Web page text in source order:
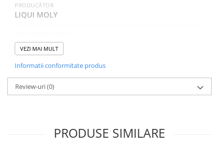
PRODUCĂTOR
LIQUI MOLY
1 L
SAE (VASCOZITATE)
VW 505 00, API SN, VW 501 01, ACEA A3, ACEA B4,
FIAT 9.55535-D2, MB 229.1, MB 229.3, PSA B71 2300,
VEZI MAI MULT
Informatii conformitate produs
Review-uri(0)
PRODUSE SIMILARE